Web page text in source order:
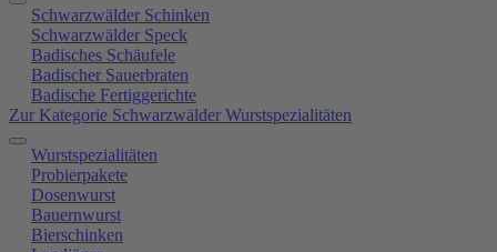
Schwarzwälder Schinken
Schwarzwälder Speck
Badisches Schäufele
Badischer Sauerbraten
Badische Fertiggerichte
Zur Kategorie Schwarzwälder Wurstspezialitäten
Wurstspezialitäten
Probierpakete
Dosenwurst
Bauernwurst
Bierschinken